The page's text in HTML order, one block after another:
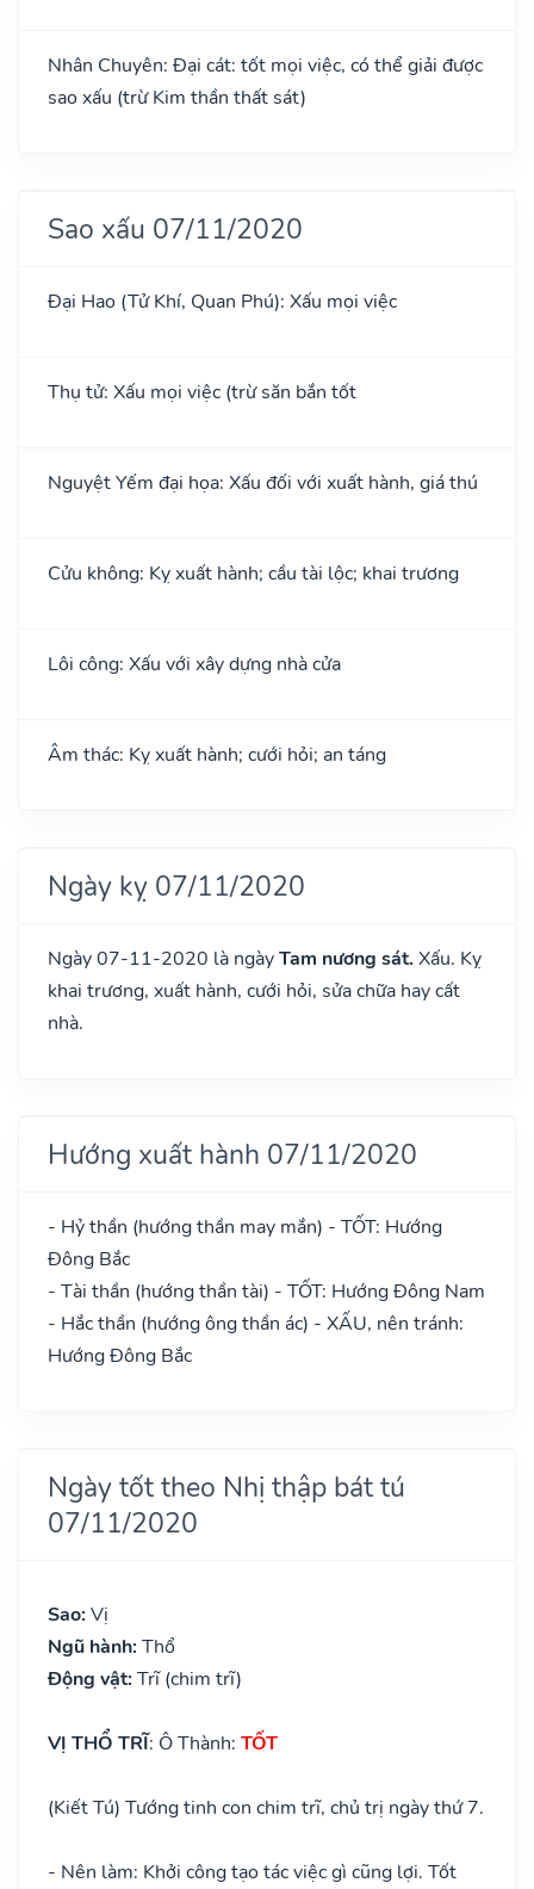
Nhân Chuyên: Đại cát: tốt mọi việc, có thể giải được
sao xấu (trừ Kim thần thất sát)
Sao xấu 07/11/2020
Đại Hao (Tử Khí, Quan Phú): Xấu mọi việc
Thụ tử: Xấu mọi việc (trừ săn bắn tốt
Nguyệt Yếm đại họa: Xấu đối với xuất hành, giá thú
Cửu không: Kỵ xuất hành; cầu tài lộc; khai trương
Lôi công: Xấu với xây dựng nhà cửa
Âm thác: Kỵ xuất hành; cưới hỏi; an táng
Ngày kỵ 07/11/2020
Ngày 07-11-2020 là ngàyTam nương sát. Xấu. Kỵ
khai trương, xuất hành, cưới hỏi, sửa chữa hay cất
nhà.
Hướng xuất hành 07/11/2020
- Hỷ thần (hướng thần may mắn) - TỐT: Hướng
Đông Bắc
- Tài thần (hướng thần tài) - TỐT: Hướng Đông Nam
- Hắc thần (hướng ông thần ác) - XẤU, nên tránh:
Hướng Đông Bắc
Ngày tốt theo Nhị thập bát tú
07/11/2020
Sao: Vị
Ngũ hành: Thổ
Động vật: Trĩ (chim trĩ)
VỊ THỔ TRĨ: Ô Thành: TỐT
(Kiết Tú) Tướng tinh con chim trĩ, chủ trị ngày thứ 7.
- Nên làm: Khởi công tạo tác việc gì cũng lợi. Tốt